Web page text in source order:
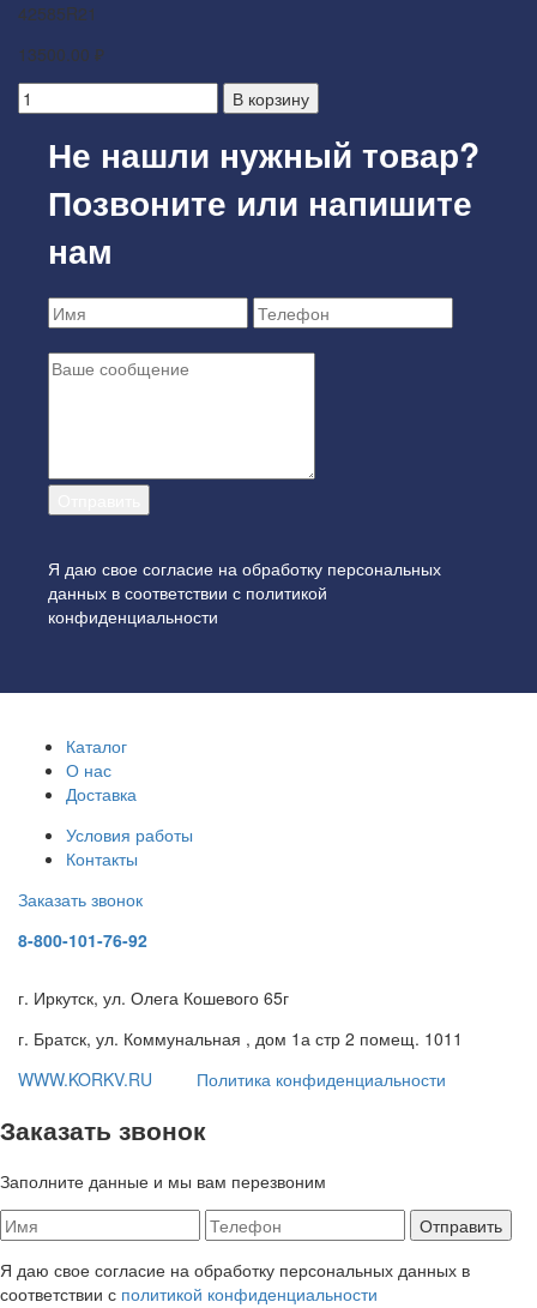
42585R21
13500.00 ₽
В корзину
Не нашли нужный товар?
Позвоните или напишите
нам
Я даю свое согласие на обработку персональных
данных в соответствии с политикой
конфиденциальности
Каталог
О нас
Доставка
Условия работы
Контакты
Заказать звонок
8-800-101-76-92
г. Иркутск, ул. Олега Кошевого 65г
г. Братск, ул. Коммунальная , дом 1а стр 2 помещ. 1011
WWW.KORKV.RU
Политика конфиденциальности
Заказать звонок
Заполните данные и мы вам перезвоним
Я даю свое согласие на обработку персональных данных в
соответствии с политикой конфиденциальности